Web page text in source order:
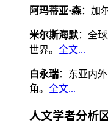
阿玛蒂亚·森：加
米尔斯海默：全
世界。 全文...
白永瑞：东亚内
角。 全文...
人文学者分析